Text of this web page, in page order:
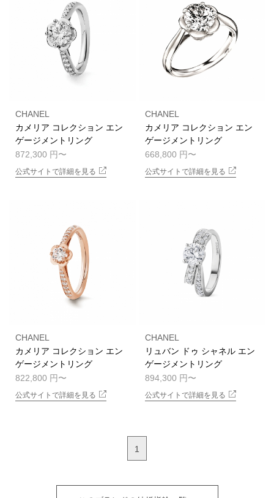
CHANEL
カメリア コレクション エン
ゲージメントリング
872,300 円
公式サイトで詳細を見る
CHANEL
カメリア コレクション エン
ゲージメントリング
668,800 円
公式サイトで詳細を見る
CHANEL
カメリア コレクション エン
ゲージメントリング
822,800 円
公式サイトで詳細を見る
CHANEL
リュバン ドゥ シャネル エン
ゲージメントリング
894,300 円
公式サイトで詳細を見る
1